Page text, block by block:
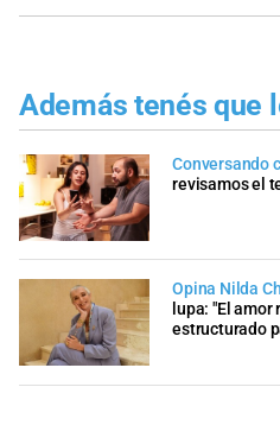
Además tenés que
Conversando
revisamos el
Opina Nilda
lupa: "El
estructurado